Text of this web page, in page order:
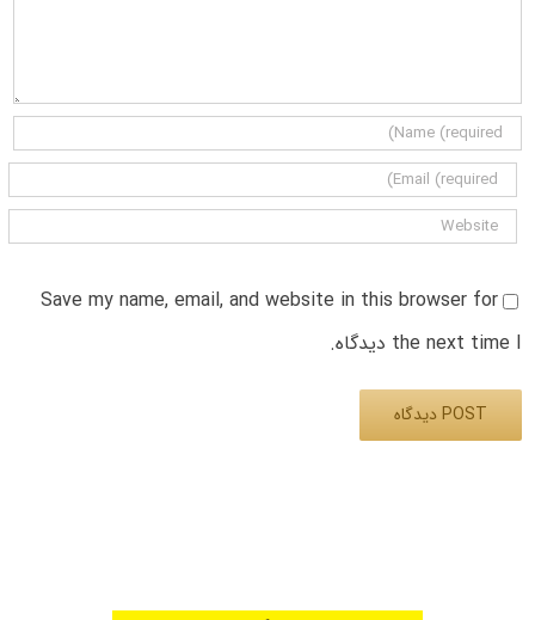
Save my name, email, and website in this browser for
the next time I دیدگاه.